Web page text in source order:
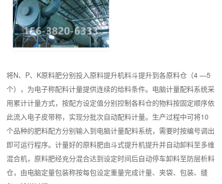
将N、P、K原料肥分别投入原料提升机料斗提升到各原料仓（4 —5
个），为电子称配料计量提供连续的给料条件。电脑计量配料系统采
用累计计量方式，按配方设定值分别控制各料仓的物料按固定顺序依
此流入电子皮带称，实现分批次自动配料计量。生产过程中可将10
个品种的肥料配方分别输入到电脑计量配料系统，需要时按编号调出
即可运行程序。计量好的原料肥由斗式提升机提升并自动卸料至多维
混合机，原料肥经充分混合达到设定时间后自动停车卸料至防层析料
仓，由电脑定量包装称按每包设定重量完成计量、夹袋、包装、缝